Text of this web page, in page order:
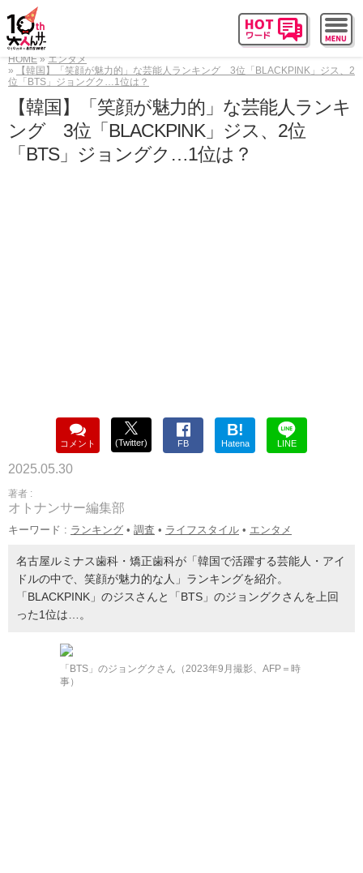
HOME
エンタメ
【韓国】「笑顔が魅力的」な芸能人ランキング 3位「BLACKPINK」ジス、2
位「BTS」ジョングク…1位は？
【韓国】「笑顔が魅力的」な芸能人ランキ
ング 3位「BLACKPINK」ジス、2位
「BTS」ジョングク…1位は？
コメント (Twitter) FB
B!
Hatena LINE
2025.05.30
著者 :
オトナンサー編集部
キーワード : ランキング • 調査 • ライフスタイル • エンタメ
名古屋ルミナス歯科・矯正歯科が「韓国で活躍する芸能人・アイ
ドルの中で、笑顔が魅力的な人」ランキングを紹介。
「BLACKPINK」のジスさんと「BTS」のジョングクさんを上回
った1位は…。
「BTS」のジョングクさん（2023年9月撮影、AFP＝時
事）